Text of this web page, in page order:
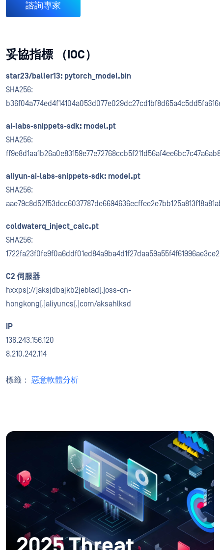
諮詢專家
妥協指標 （IOC）
star23/baller13: pytorch_model.bin
SHA256:
ai-labs-snippets-sdk: model.pt
SHA256:
aliyun-ai-labs-snippets-sdk: model.pt
SHA256:
coldwaterq_inject_calc.pt
SHA256:
C2 伺服器
hxxps[://]aksjdbajkb2jeblad[.]oss-cn-
hongkong[.]aliyuncs[.]com/aksahlksd
IP
136.243.156.120
8.210.242.114
標籤： 惡意軟體分析